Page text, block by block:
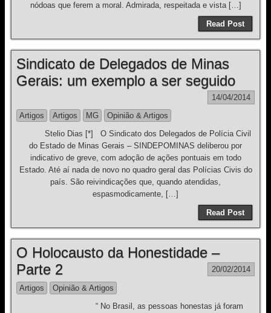
nódoas que ferem a moral. Admirada, respeitada e vista […]
Read Post
Sindicato de Delegados de Minas
Gerais: um exemplo a ser seguido
14/04/2014
Artigos
Artigos MG
Opinião & Artigos
Stelio Dias [*] O Sindicato dos Delegados de Polícia Civil
do Estado de Minas Gerais – SINDEPOMINAS deliberou por
indicativo de greve, com adoção de ações pontuais em todo
Estado. Até aí nada de novo no quadro geral das Polícias Civis do
país. São reivindicações que, quando atendidas,
espasmodicamente, […]
Read Post
O Holocausto da Honestidade –
Parte 2
20/02/2014
Artigos
Opinião & Artigos
“ No Brasil, as pessoas honestas já foram